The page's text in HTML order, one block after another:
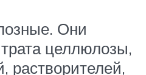
Они
целлюлозы,
растворителей,